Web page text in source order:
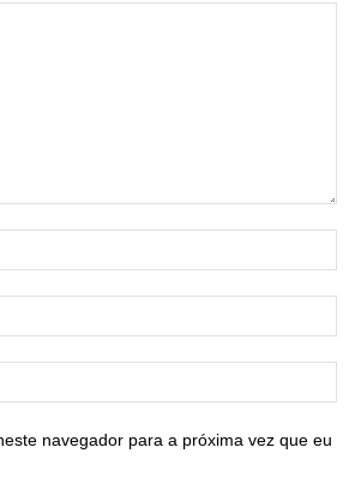
navegador para a próxima vez que eu